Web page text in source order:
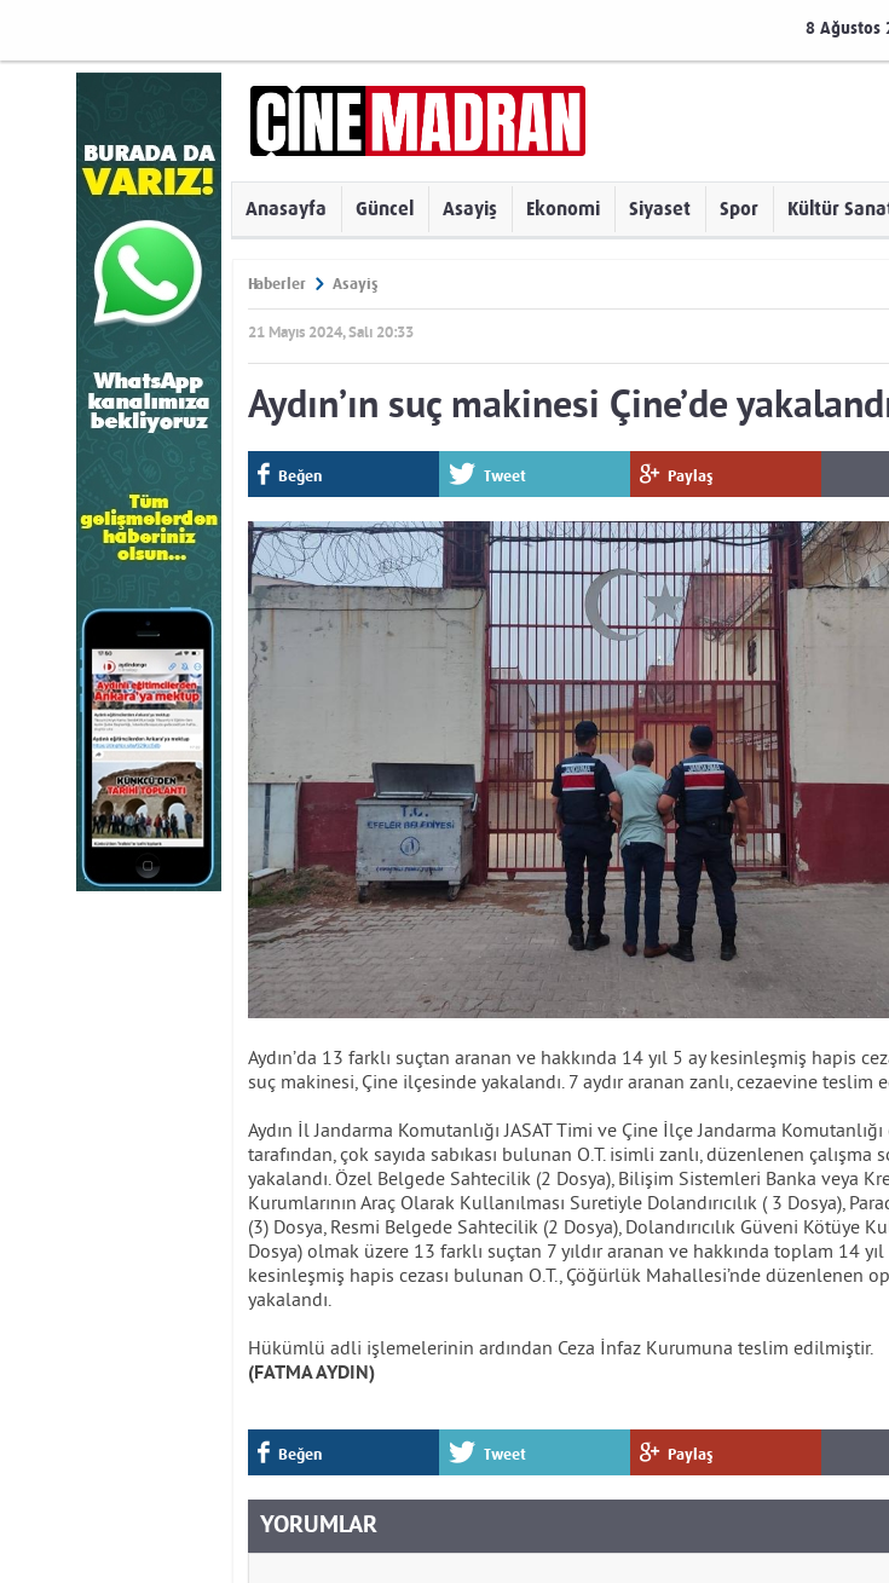
8 Ağustos
Anasayfa Güncel Asayiş Ekonomi Siyaset Spor Kültür
Haberler Asayiş
21 Mayıs 2024, Salı 20:33
Aydın’ın suç makinesi Çine’de
Beğen Tweet Paylaş
Aydın’da 13 farklı suçtan aranan ve hakkında 14 yıl 5 ay kesinleşmiş hapis
suç makinesi, Çine ilçesinde yakalandı. 7 aydır aranan zanlı, cezaevine teslim
Aydın İl Jandarma Komutanlığı JASAT Timi ve Çine İlçe Jandarma
tarafından, çok sayıda sabıkası bulunan O.T. isimli zanlı, düzenlenen çalışma
yakalandı. Özel Belgede Sahtecilik (2 Dosya), Bilişim Sistemleri Banka veya
Kurumlarının Araç Olarak Kullanılması Suretiyle Dolandırıcılık ( 3 Dosya),
(3) Dosya, Resmi Belgede Sahtecilik (2 Dosya), Dolandırıcılık Güveni Kötüye
Dosya) olmak üzere 13 farklı suçtan 7 yıldır aranan ve hakkında toplam 14 yıl
kesinleşmiş hapis cezası bulunan O.T., Çöğürlük Mahallesi’nde düzenlenen
yakalandı.
Hükümlü adli işlemelerinin ardından Ceza İnfaz Kurumuna teslim edilmiştir.
(FATMA AYDIN)
Beğen Tweet Paylaş
YORUMLAR